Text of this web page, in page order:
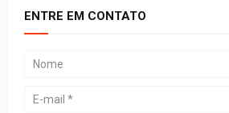
ENTRE EM CONTATO